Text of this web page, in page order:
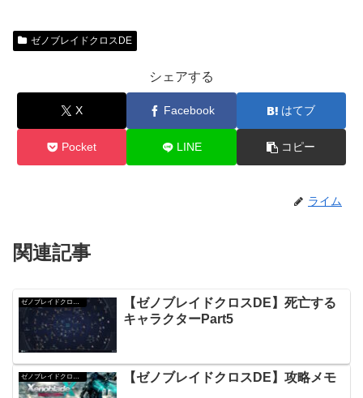
ゼノブレイドクロスDE
シェアする
X Facebook はてブ
Pocket LINE コピー
ライム
関連記事
ゼノブレイドクロスDE
【ゼノブレイドクロスDE】死亡する
キャラクターPart5
【ゼノブレイドクロスDE】攻略メモ